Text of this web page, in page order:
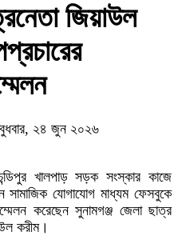
জিয়াউল
২৪ জুন ২০২৬
খালপাড় সড়ক সংস্কার কাজে
সামাজিক যোগাযোগ মাধ্যম ফেসবুকে
করেছেন সুনামগঞ্জ জেলা ছাত্র
করীম।